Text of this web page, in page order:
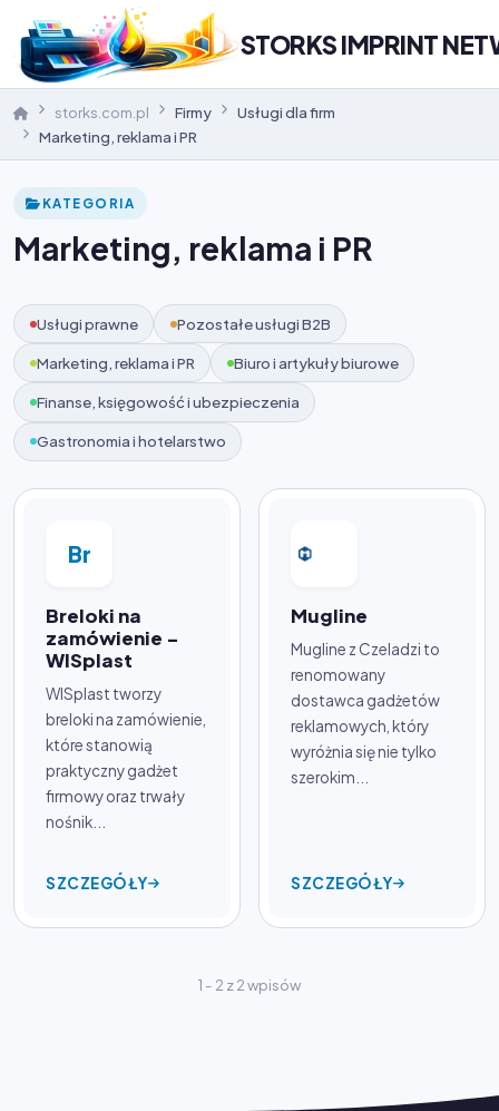
STORKS IMPRINT
storks.com.pl Firmy
Usługi dla firm
Marketing, reklama i PR
KATEGORIA
Marketing, reklama i PR
Usługi prawne Pozostałe usługi B2B
Marketing, reklama i PR Biuro i artykuły biurowe
Finanse, księgowość i ubezpieczenia
Gastronomia i hotelarstwo
Br
Breloki na
zamówienie -
WISplast
WISplast tworzy
breloki na zamówienie,
które stanowią
praktyczny gadżet
firmowy oraz trwały
nośnik...
SZCZEGÓŁY
Mugline
Mugline z Czeladzi to
renomowany
dostawca gadżetów
reklamowych, który
wyróżnia się nie tylko
szerokim...
SZCZEGÓŁY
1 - 2 z 2 wpisów